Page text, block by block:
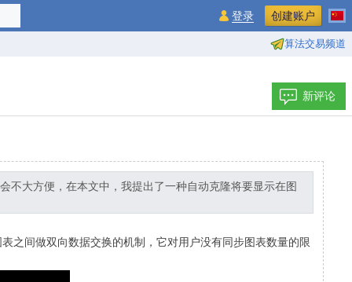
算法交易频道
登录 创建账户
新评论
不大方便，在本文中，我提出了一种自动克隆将要显示在图
之间做双向数据交换的机制，它对用户没有同步图表数量的限